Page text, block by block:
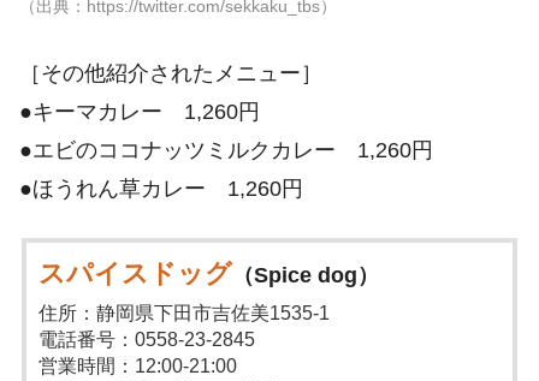
（出典：https://twitter.com/sekkaku_tbs）
［その他紹介されたメニュー］
●キーマカレー 1,260円
●エビのココナッツミルクカレー 1,260円
●ほうれん草カレー 1,260円
スパイスドッグ （Spice dog）
住所：静岡県下田市吉佐美1535-1
電話番号：0558-23-2845
営業時間：12:00-21:00